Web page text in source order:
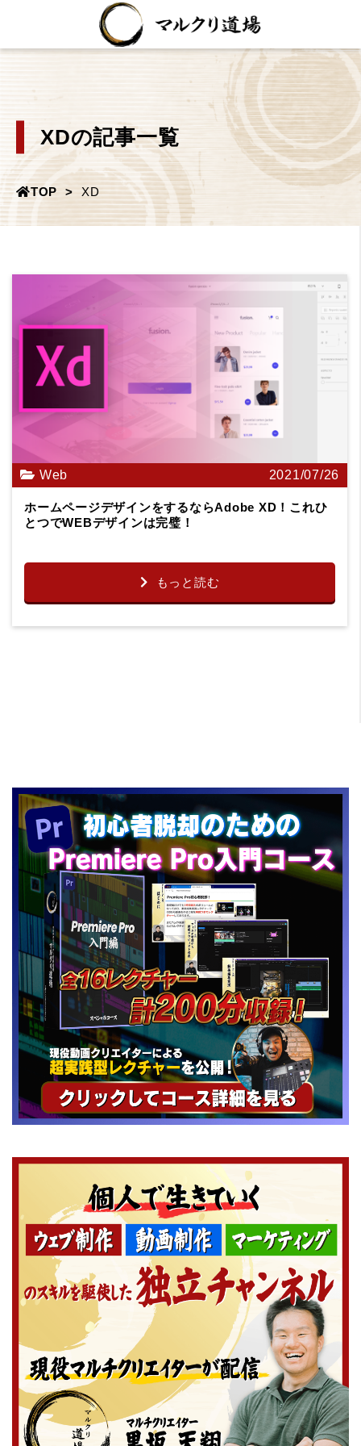
XDの記事一覧
TOP XD
Web 2021/07/26
ホームページデザインをするならAdobe XD！これひ
とつでWEBデザインは完璧！
もっと読む